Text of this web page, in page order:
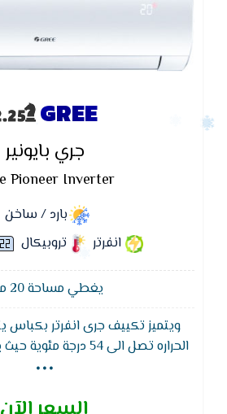
GREE
جري بايونير
Pioneer Inverter
بارد / ساخن
انفرتر
تروبيكال
يغطي مساحة 20 متر²
ويتميز تكييف جرى انفرتر بكباس
الحراره تصل الى 54
العمل فى اصعب الظروف البيئية
بمجسات استشعار تعمل على
...